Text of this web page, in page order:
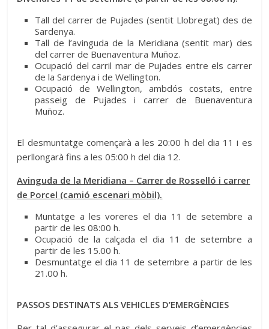
Tall del carrer de Pujades (sentit Llobregat) des de
Sardenya.
Tall de l’avinguda de la Meridiana (sentit mar) des
del carrer de Buenaventura Muñoz.
Ocupació del carril mar de Pujades entre els carrer
de la Sardenya i de Wellington.
Ocupació de Wellington, ambdós costats, entre
passeig de Pujades i carrer de Buenaventura
Muñoz.
El desmuntatge començarà a les 20:00 h del dia 11 i es
perllongarà fins a les 05:00 h del dia 12.
Avinguda de la Meridiana – Carrer de Rosselló i carrer
de Porcel (camió escenari mòbil).
Muntatge a les voreres el dia 11 de setembre a
partir de les 08:00 h.
Ocupació de la calçada el dia 11 de setembre a
partir de les 15.00 h.
Desmuntatge el dia 11 de setembre a partir de les
21.00 h.
PASSOS DESTINATS ALS VEHICLES D’EMERGÈNCIES